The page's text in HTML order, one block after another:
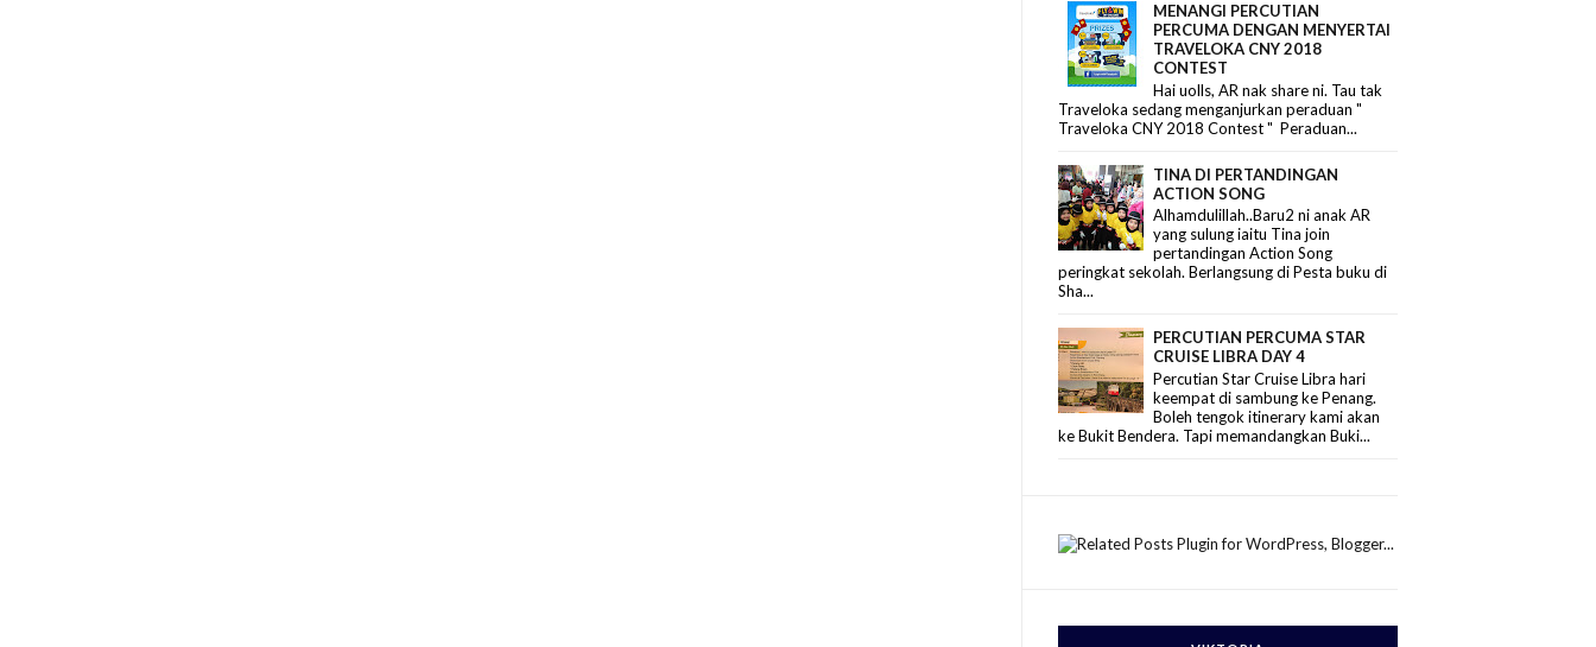
MENANGI PERCUTIAN
PERCUMA DENGAN MENYERTAI
TRAVELOKA CNY 2018
CONTEST
Hai uolls, AR nak share ni. Tau tak
Traveloka sedang menganjurkan peraduan "
Traveloka CNY 2018 Contest " Peraduan...
TINA DI PERTANDINGAN
ACTION SONG
Alhamdulillah..Baru2 ni anak AR
yang sulung iaitu Tina join
pertandingan Action Song
peringkat sekolah. Berlangsung di Pesta buku di
Sha...
PERCUTIAN PERCUMA STAR
CRUISE LIBRA DAY 4
Percutian Star Cruise Libra hari
keempat di sambung ke Penang.
Boleh tengok itinerary kami akan
ke Bukit Bendera. Tapi memandangkan Buki...